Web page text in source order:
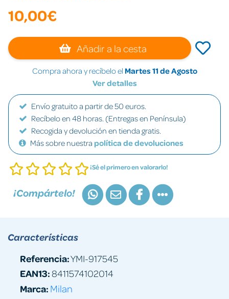
10,00€
Añadir a la cesta
Compra ahora y recíbelo el Martes 11 de Agosto
Ver detalles
Envío gratuito a partir de 50 euros.
Recíbelo en 48 horas. (Entregas en Península)
Recogida y devolución en tienda gratis.
Más sobre nuestra política de devoluciones
¡Sé el primero en valorarlo!
¡Compártelo!
Características
Referencia:YMI-917545
EAN13:8411574102014
Marca: Milan